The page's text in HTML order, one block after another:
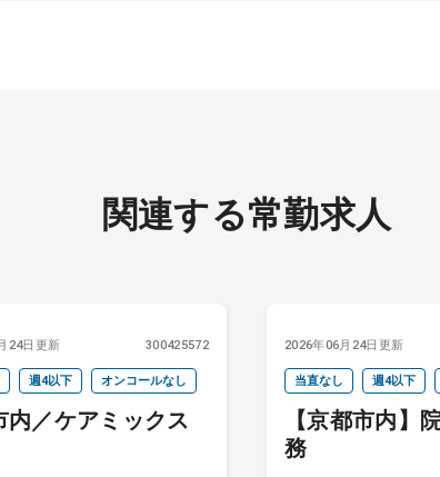
関連する常勤求人
24日更新 300425572
週4以下 オンコールなし
内／ケアミックス
2026年06月24日更新
当直なし 週4以下
【京都市内】
務